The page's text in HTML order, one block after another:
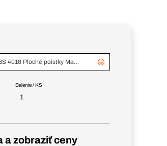
Bera-Sortiment BS 4016 Ploché poistky Maxi/Mini
Balenie / KS
1
a zobraziť ceny